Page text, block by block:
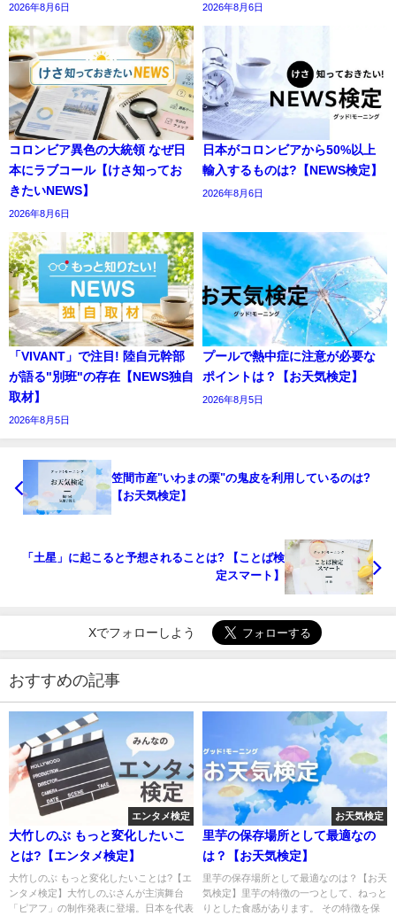
2026年8月6日 2026年8月6日
コロンビア異色の大統領 なぜ日
本にラブコール【けさ知ってお
きたいNEWS】
2026年8月6日
日本がコロンビアから50%以上
輸入するものは?【NEWS検定】
2026年8月6日
「VIVANT」で注目! 陸自元幹部
が語る"別班"の存在【NEWS独自
取材】
2026年8月5日
プールで熱中症に注意が必要な
ポイントは？【お天気検定】
2026年8月5日
笠間市産"いわまの栗"の鬼皮を利用しているのは?
【お天気検定】
「土星」に起こると予想されることは? 【ことば検
定スマート】
Xでフォローしよう
おすすめの記事
エンタメ検定
大竹しのぶ もっと変化したいこ
とは?【エンタメ検定】
大竹しのぶ もっと変化したいことは?【エ
ンタメ検定】大竹しのぶさんが主演舞台
「ピアフ」の制作発表に登場。日本を代表
お天気検定
里芋の保存場所として最適なの
は？【お天気検定】
里芋の保存場所として最適なのは？【お天
気検定】里芋の特徴の一つとして、ねっと
りとした食感があります。 その特徴を保